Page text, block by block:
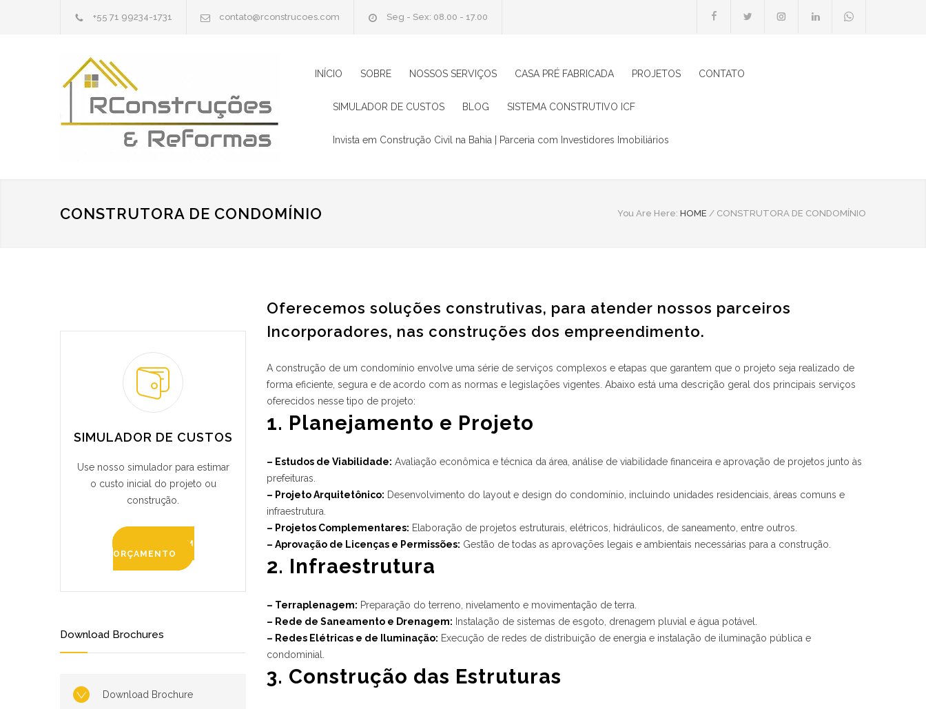
+55 71 99234-1731 contato@rconstrucoes.com Seg - Sex: 08.00 - 17.00
INÍCIO SOBRE NOSSOS SERVIÇOS CASA PRÉ FABRICADA PROJETOS CONTATO
SIMULADOR DE CUSTOS BLOG SISTEMA CONSTRUTIVO ICF
Invista em Construção Civil na Bahia | Parceria com Investidores Imobiliários
CONSTRUTORA DE CONDOMÍNIO You Are Here: HOME / CONSTRUTORA DE CONDOMÍNIO
SIMULADOR DE CUSTOS
Use nosso simulador para estimar
o custo inicial do projeto ou
construção.
SOLICITE UM
ORÇAMENTO
Download Brochures
Download Brochure
Oferecemos soluções construtivas, para atender nossos parceiros
Incorporadores, nas construções dos empreendimento.
A construção de um condomínio envolve uma série de serviços complexos e etapas que garantem que o projeto seja realizado de
forma eficiente, segura e de acordo com as normas e legislações vigentes. Abaixo está uma descrição geral dos principais serviços
oferecidos nesse tipo de projeto:
1. Planejamento e Projeto
– Estudos de Viabilidade: Avaliação econômica e técnica da área, análise de viabilidade financeira e aprovação de projetos junto às
prefeituras.
– Projeto Arquitetônico: Desenvolvimento do layout e design do condomínio, incluindo unidades residenciais, áreas comuns e
infraestrutura.
– Projetos Complementares: Elaboração de projetos estruturais, elétricos, hidráulicos, de saneamento, entre outros.
– Aprovação de Licenças e Permissões: Gestão de todas as aprovações legais e ambientais necessárias para a construção.
2. Infraestrutura
– Terraplenagem: Preparação do terreno, nivelamento e movimentação de terra.
– Rede de Saneamento e Drenagem: Instalação de sistemas de esgoto, drenagem pluvial e água potável.
– Redes Elétricas e de Iluminação: Execução de redes de distribuição de energia e instalação de iluminação pública e
condominial.
3. Construção das Estruturas